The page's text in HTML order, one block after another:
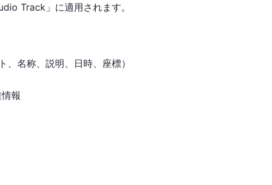
Track」に適用されます。
名称、説明、日時、座標）
報